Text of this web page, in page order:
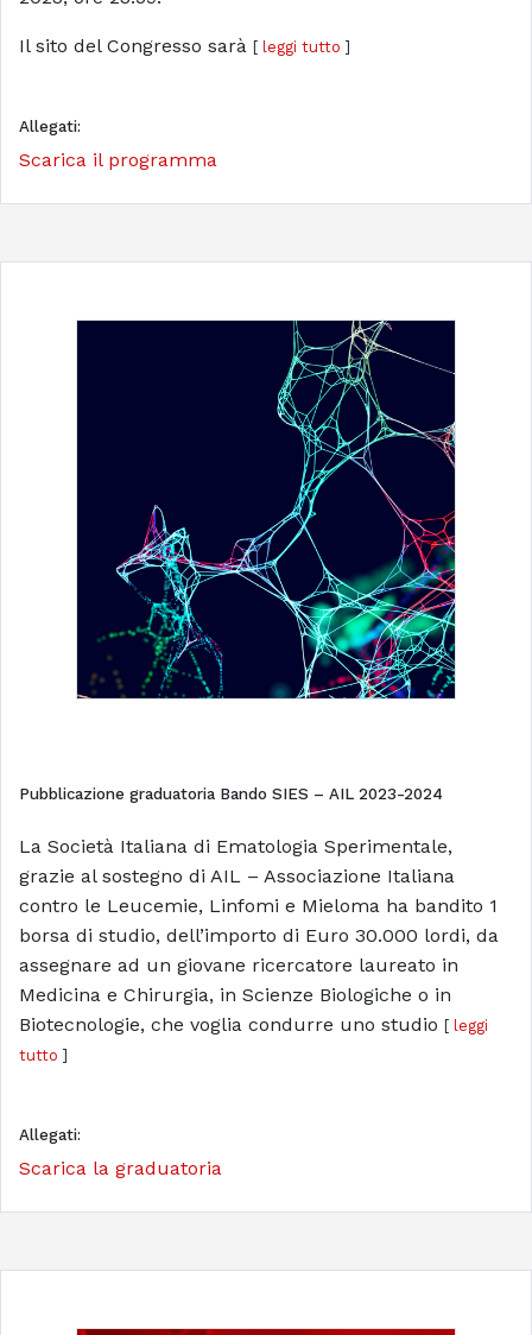
Il sito del Congresso sarà [ leggi tutto ]
Allegati:
Scarica il programma
Pubblicazione graduatoria Bando SIES – AIL 2023-2024
La Società Italiana di Ematologia Sperimentale,
grazie al sostegno di AIL – Associazione Italiana
contro le Leucemie, Linfomi e Mieloma ha bandito 1
borsa di studio, dell’importo di Euro 30.000 lordi, da
assegnare ad un giovane ricercatore laureato in
Medicina e Chirurgia, in Scienze Biologiche o in
Biotecnologie, che voglia condurre uno studio [ leggi
tutto ]
Allegati:
Scarica la graduatoria